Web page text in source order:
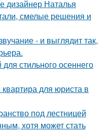
дизайнер Наталья
смелые решения и
- и выглядит так,
стильного осеннего
для юриста в
под лестницей
хотя может стать